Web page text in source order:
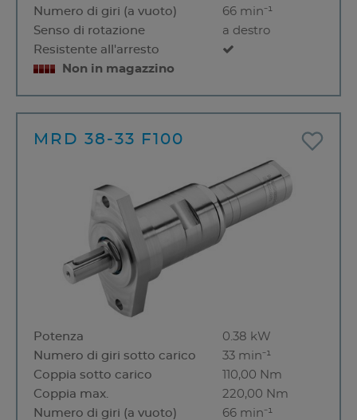
Numero di giri (a vuoto)
66 min⁻¹
Senso di rotazione
a destro
Resistente all'arresto
Non in magazzino
MRD 38-33 F100
Potenza
0.38 kW
Numero di giri sotto carico
33 min⁻¹
Coppia sotto carico
110,00 Nm
Coppia max.
220,00 Nm
Numero di giri (a vuoto)
66 min⁻¹